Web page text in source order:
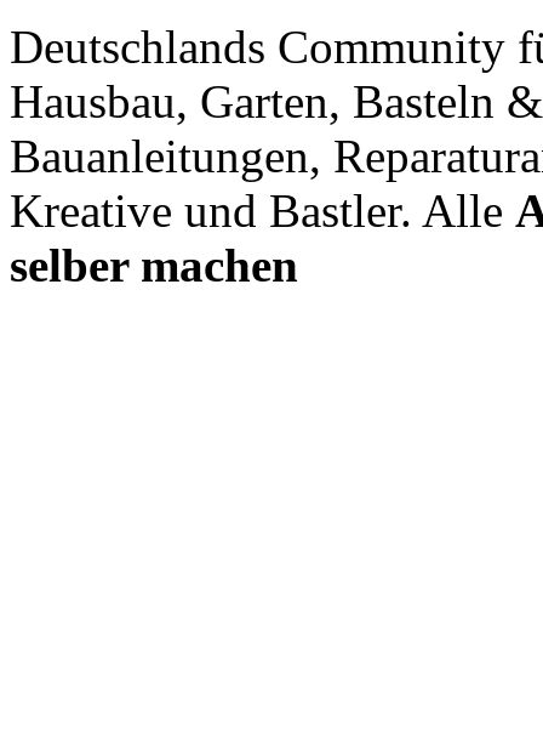
Deutschlands Community
Hausbau, Garten, Basteln
Bauanleitungen,
Kreative und Bastler. Alle
selber machen